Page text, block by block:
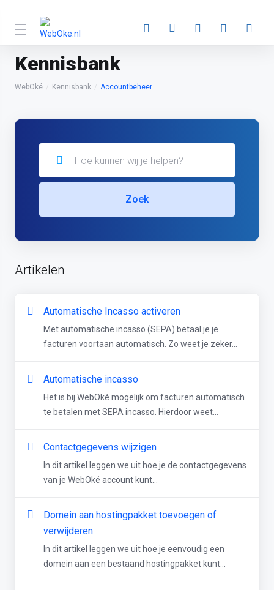
Kennisbank
WebOké Kennisbank Accountbeheer
Zoek
Artikelen
Automatische Incasso activeren
Met automatische incasso (SEPA) betaal je je
facturen voortaan automatisch. Zo weet je zeker...
Automatische incasso
Het is bij WebOké mogelijk om facturen automatisch
te betalen met SEPA incasso. Hierdoor weet...
Contactgegevens wijzigen
In dit artikel leggen we uit hoe je de contactgegevens
van je WebOké account kunt...
Domein aan hostingpakket toevoegen of
verwijderen
In dit artikel leggen we uit hoe je eenvoudig een
domein aan een bestaand hostingpakket kunt...